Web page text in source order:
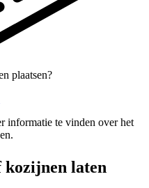
plaatsen?
informatie te vinden over het
laten